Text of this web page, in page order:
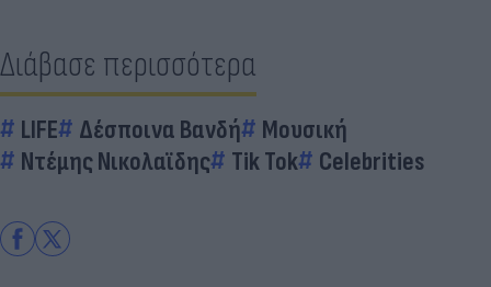
Διάβασε περισσότερα
LIFE Δέσποινα Βανδή
Μουσική
Ντέμης Νικολαϊδης
Tik Tok Celebrities